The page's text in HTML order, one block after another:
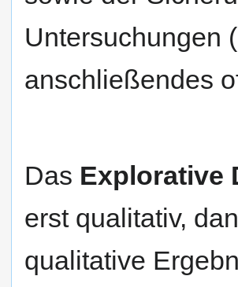
Untersuchungen
anschließendes
Das Explorative
erst qualitativ,
qualitative